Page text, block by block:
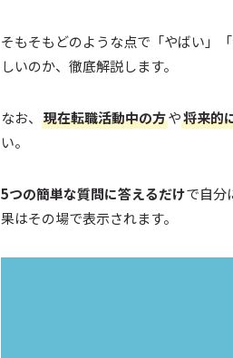
そもそもどのような点で「やばい」
しいのか、徹底解説します。
なお、 現在転職活動中の方や将来的
い。
5つの簡単な質問に答えるだけで自分
果はその場で表示されます。